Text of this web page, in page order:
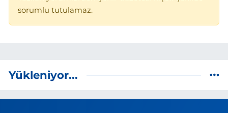
sorumlu tutulamaz.
Yükleniyor...